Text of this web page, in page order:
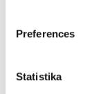
Preferences
Statistika